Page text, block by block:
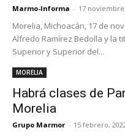
Marmo-Informa - 17
Morelia, Michoacán, 17 de
Alfredo Ramírez Bedolla y la
Superior y Superior del...
MORELIA
Habrá clases de
Morelia
Grupo Marmor - 15 febrero,